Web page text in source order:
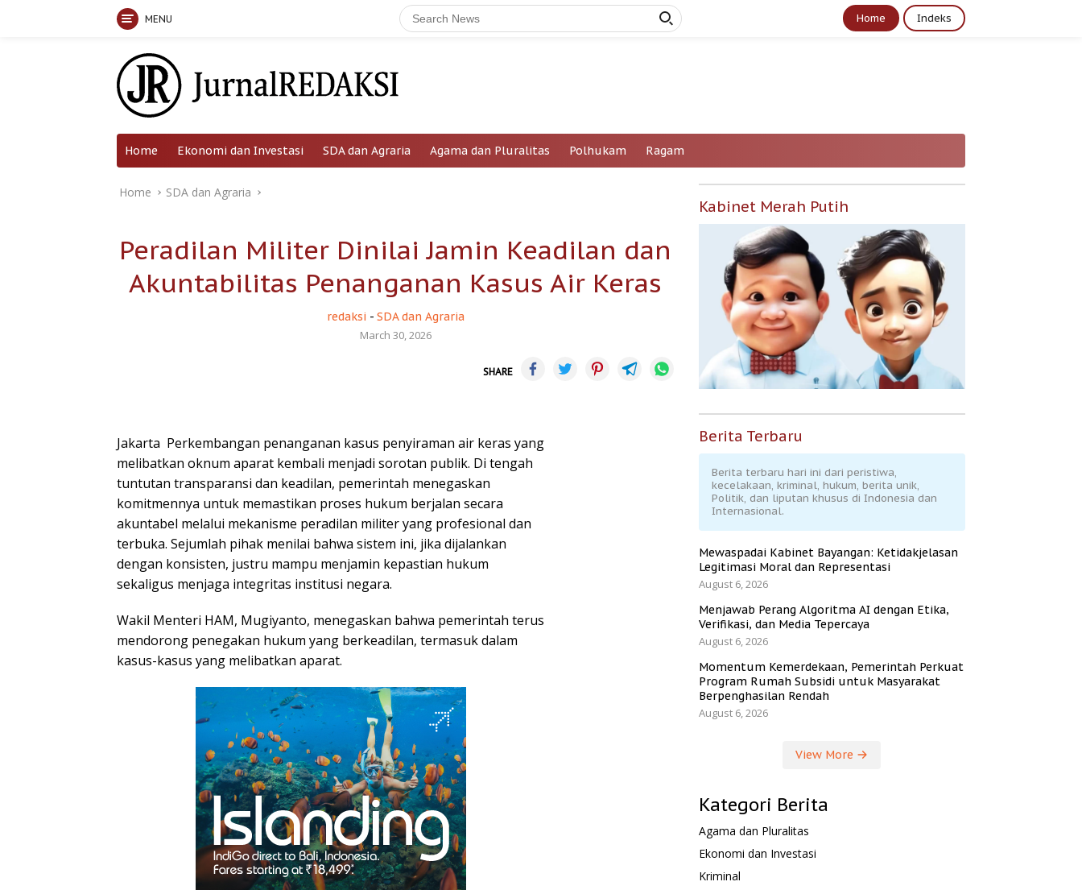
MENU Home Indeks
Home Ekonomi dan Investasi SDA dan Agraria Agama dan Pluralitas Polhukam Ragam
Home SDA dan Agraria
Peradilan Militer Dinilai Jamin Keadilan dan
Akuntabilitas Penanganan Kasus Air Keras
redaksi - SDA dan Agraria
March 30, 2026
SHARE
Jakarta  Perkembangan penanganan kasus penyiraman air keras yang
melibatkan oknum aparat kembali menjadi sorotan publik. Di tengah
tuntutan transparansi dan keadilan, pemerintah menegaskan
komitmennya untuk memastikan proses hukum berjalan secara
akuntabel melalui mekanisme peradilan militer yang profesional dan
terbuka. Sejumlah pihak menilai bahwa sistem ini, jika dijalankan
dengan konsisten, justru mampu menjamin kepastian hukum
sekaligus menjaga integritas institusi negara.
Wakil Menteri HAM, Mugiyanto, menegaskan bahwa pemerintah terus
mendorong penegakan hukum yang berkeadilan, termasuk dalam
kasus-kasus yang melibatkan aparat.
Kabinet Merah Putih
Berita Terbaru
Berita terbaru hari ini dari peristiwa,
kecelakaan, kriminal, hukum, berita unik,
Politik, dan liputan khusus di Indonesia dan
Internasional.
Mewaspadai Kabinet Bayangan: Ketidakjelasan
Legitimasi Moral dan Representasi
August 6, 2026
Menjawab Perang Algoritma AI dengan Etika,
Verifikasi, dan Media Tepercaya
August 6, 2026
Momentum Kemerdekaan, Pemerintah Perkuat
Program Rumah Subsidi untuk Masyarakat
Berpenghasilan Rendah
August 6, 2026
View More
Kategori Berita
Agama dan Pluralitas
Ekonomi dan Investasi
Kriminal